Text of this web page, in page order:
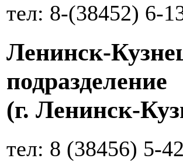
тел: 8-(38452) 6-
Ленинск-
подразделение
(г. Ленинск-
тел: 8 (38456) 5-